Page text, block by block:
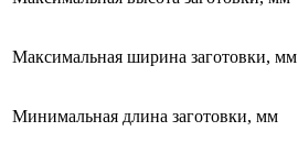
Максимальная ширина заготовки, мм
Минимальная длина заготовки, мм